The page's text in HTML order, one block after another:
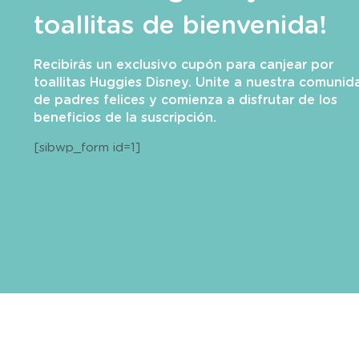
toallitas de bienvenida!
Recibirás un exclusivo cupón para canjear por
toallitas Huggies Disney. Unite a nuestra
de padres felices y comienza a disfrutar de los
beneficios de la suscripción.
[sibwp_form id=1]